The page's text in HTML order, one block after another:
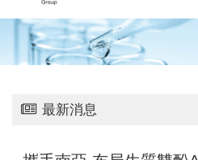
最新消息